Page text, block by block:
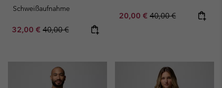
Schweißaufnahme
Sale price:
32,00 € Regular price:
40,00 €
Sale price:
20,00 € Regular price:
40,00 €